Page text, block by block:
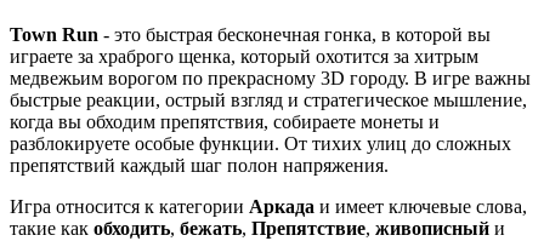
Town Run - это быстрая бесконечная гонка, в которой вы
играете за храброго щенка, который охотится за хитрым
медвежьим ворогом по прекрасному 3D городу. В игре важны
быстрые реакции, острый взгляд и стратегическое мышление,
когда вы обходим препятствия, собираете монеты и
разблокируете особые функции. От тихих улиц до сложных
препятствий каждый шаг полон напряжения.
Игра относится к категории Аркада и имеет ключевые слова,
такие как обходить, бежать, Препятствие, живописный и